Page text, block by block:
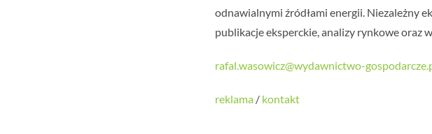
odnawialnymi źródłami energii. Niezależny
publikacje eksperckie, analizy rynkowe oraz
rafal.wasowicz@wydawnictwo-
reklama / kontakt